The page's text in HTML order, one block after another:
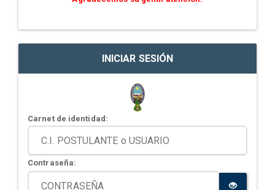
INICIAR SESIÓN
Carnet de identidad:
Contraseña: